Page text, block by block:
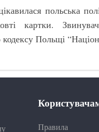
польська
картки.
Польщі
Правила